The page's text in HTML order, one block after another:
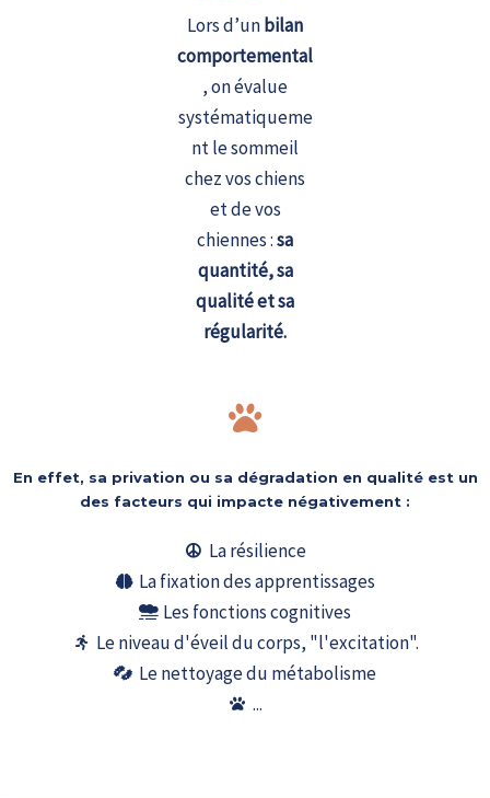
Lors d’unbilan
comportemental
, on évalue
systématiqueme
nt le sommeil
chez vos chiens
et de vos
chiennes :sa
quantité, sa
qualité et sa
régularité.
En effet, sa privation ou sa dégradation en qualité est un
des facteurs qui impacte négativement :
La résilience
La fixation des apprentissages
Les fonctions cognitives
Le niveau d'éveil du corps, "l'excitation".
Le nettoyage du métabolisme
...